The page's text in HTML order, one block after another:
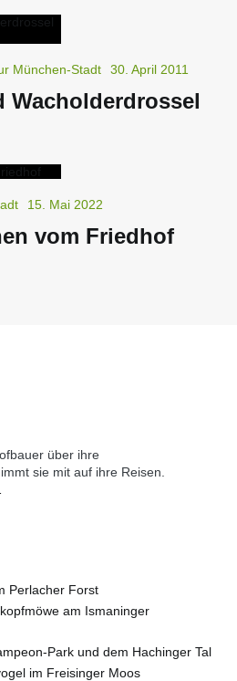
München-Stadt 30. April 2011
Wacholderdrossel
15. Mai 2022
vom Friedhof
über ihre
sie mit auf ihre Reisen.
Perlacher Forst
am Ismaninger
Park und dem Hachinger Tal
im Freisinger Moos